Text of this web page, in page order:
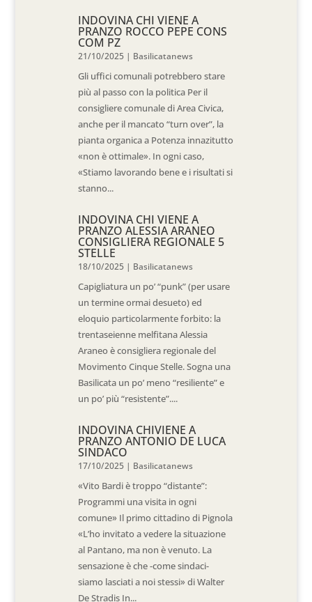
INDOVINA CHI VIENE A
PRANZO ROCCO PEPE CONS
COM PZ
21/10/2025 | Basilicatanews
Gli uffici comunali potrebbero stare
più al passo con la politica Per il
consigliere comunale di Area Civica,
anche per il mancato “turn over”, la
pianta organica a Potenza innazitutto
«non è ottimale». In ogni caso,
«Stiamo lavorando bene e i risultati si
stanno...
INDOVINA CHI VIENE A
PRANZO ALESSIA ARANEO
CONSIGLIERA REGIONALE 5
STELLE
18/10/2025 | Basilicatanews
Capigliatura un po’ “punk” (per usare
un termine ormai desueto) ed
eloquio particolarmente forbito: la
trentaseienne melfitana Alessia
Araneo è consigliera regionale del
Movimento Cinque Stelle. Sogna una
Basilicata un po’ meno “resiliente” e
un po’ più “resistente”....
INDOVINA CHIVIENE A
PRANZO ANTONIO DE LUCA
SINDACO
17/10/2025 | Basilicatanews
«Vito Bardi è troppo “distante”:
Programmi una visita in ogni
comune» Il primo cittadino di Pignola
«L’ho invitato a vedere la situazione
al Pantano, ma non è venuto. La
sensazione è che -come sindaci-
siamo lasciati a noi stessi» di Walter
De Stradis In...